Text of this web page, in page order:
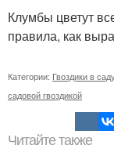
Клумбы цветут
правила, как
Категории: Гвоздики в
садовой гвоздикой
Читайте также